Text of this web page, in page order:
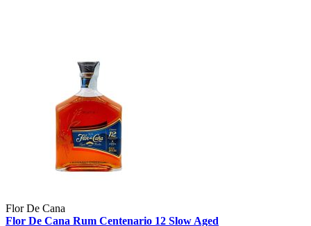
Flor De Cana
Flor De Cana Rum Centenario 12 Slow Aged